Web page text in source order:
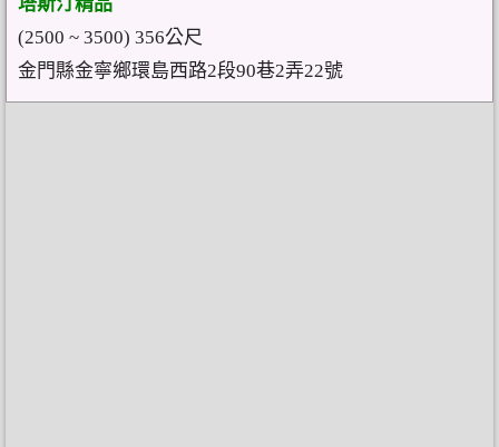
(2500 ~ 3500) 356公尺
金門縣金寧鄉環島西路2段90巷2弄22號